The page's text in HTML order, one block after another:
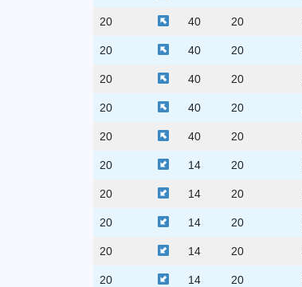
20 40 20
20 40 20
20 40 20
20 40 20
20 40 20
20 14 20
20 14 20
20 14 20
20 14 20
20 14 20